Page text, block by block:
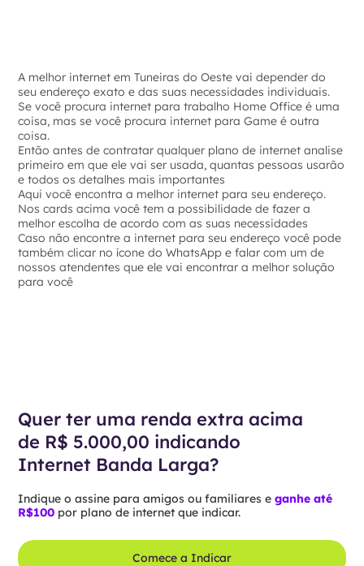
A melhor internet em Tuneiras do Oeste vai depender do
seu endereço exato e das suas necessidades individuais.
Se você procura internet para trabalho Home Office é uma
coisa, mas se você procura internet para Game é outra
coisa.
Então antes de contratar qualquer plano de internet analise
primeiro em que ele vai ser usada, quantas pessoas usarão
e todos os detalhes mais importantes
Aqui você encontra a melhor internet para seu endereço.
Nos cards acima você tem a possibilidade de fazer a
melhor escolha de acordo com as suas necessidades
Caso não encontre a internet para seu endereço você pode
também clicar no ícone do WhatsApp e falar com um de
nossos atendentes que ele vai encontrar a melhor solução
para você
Quer ter uma renda extra acima
de R$ 5.000,00 indicando
Internet Banda Larga?
Indique o assine para amigos ou familiares eganhe até
R$100 por plano de internet que indicar.
Comece a Indicar